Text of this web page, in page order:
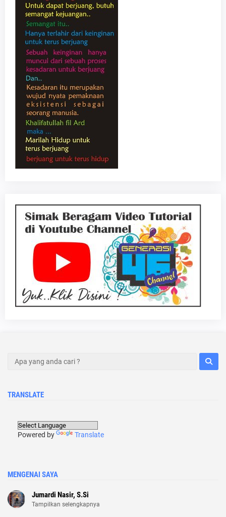
TRANSLATE
Powered by Translate
MENGENAI SAYA
Jumardi Nasir, S.Si
Tampilkan selengkapnya